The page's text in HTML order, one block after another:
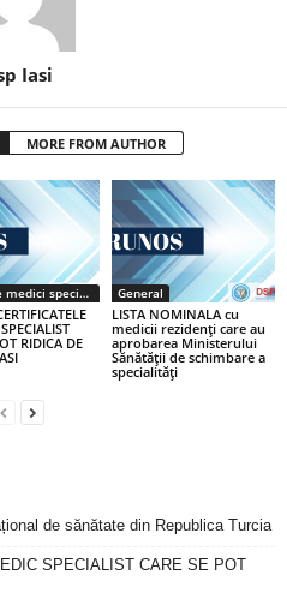
Iasi
MORE FROM AUTHOR
Certificate medici specialiști / primari
RIDICA DE
General
LISTA NOMINALA cu
medicii rezidenţi care au
aprobarea Ministerului
Sănătăţii de schimbare a
specialităţi
de sănătate din Republica Turcia
SPECIALIST CARE SE POT